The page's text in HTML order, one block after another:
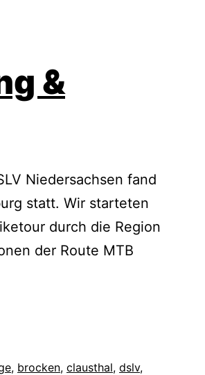
&
Niedersachsen fand
statt. Wir starteten
durch die Region
der Route MTB
, brocken, clausthal, dslv,